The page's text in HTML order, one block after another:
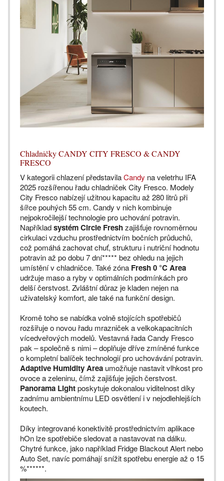
Chladničky CANDY CITY FRESCO & CANDY
FRESCO
V kategorii chlazení představilaCandy na veletrhu IFA
2025 rozšířenou řadu chladniček City Fresco. Modely
City Fresco nabízejí užitnou kapacitu až 280 litrů při
šířce pouhých 55 cm. Candy v nich kombinuje
nejpokročilejší technologie pro uchování potravin.
Napříkladsystém Circle Freshzajišťuje rovnoměrnou
cirkulaci vzduchu prostřednictvím bočních průduchů,
což pomáhá zachovat chuť, strukturu i nutriční hodnotu
potravin až po dobu 7 dní***** bez ohledu na jejich
umístění v chladničce. Také zóna Fresh 0 °C Area
udržuje maso a ryby v optimálních podmínkách pro
delší čerstvost. Zvláštní důraz je kladen nejen na
uživatelský komfort, ale také na funkční design.
Kromě toho se nabídka volně stojících spotřebičů
rozšiřuje o novou řadu mrazniček a velkokapacitních
vícedveřových modelů. Vestavná řada Candy Fresco
pak – společně s nimi – doplňuje dříve zmíněné funkce
o kompletní balíček technologií pro uchovávání potravin.
Adaptive Humidity Area umožňuje nastavit vlhkost pro
ovoce a zeleninu, čímž zajišťuje jejich čerstvost.
Panorama Lightposkytuje dokonalou viditelnost díky
zadnímu ambientnímu LED osvětlení i v nejodlehlejších
koutech.
Díky integrované konektivitě prostřednictvím aplikace
hOn lze spotřebiče sledovat a nastavovat na dálku.
Chytré funkce, jako například Fridge Blackout Alert nebo
Auto Set, navíc pomáhají snížit spotřebu energie až o 15
%******.